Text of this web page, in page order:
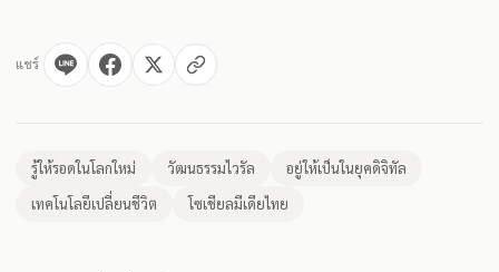
แชร์
รู้ให้รอดในโลกใหม่ วัฒนธรรมไวรัล
อยู่ให้เป็นในยุคดิจิทัล
เทคโนโลยีเปลี่ยนชีวิต
โซเชียลมีเดียไทย